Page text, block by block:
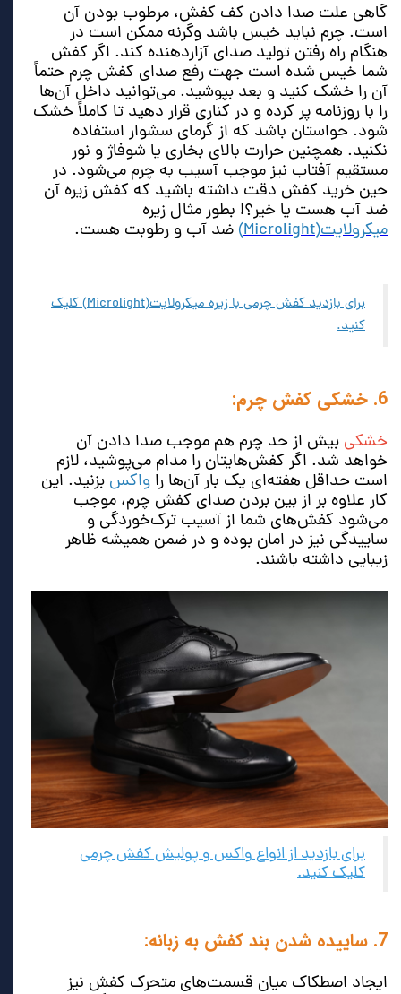
گاهی علت صدا دادن کف کفش، مرطوب بودن آن
است. چرم نباید خیس باشد وگرنه ممکن است در
هنگام راه رفتن تولید صدای آزاردهنده کند. اگر کفش
شما خیس شده است جهت رفع صدای کفش چرم حتماً
آن را خشک کنید و بعد بپوشید. می‌توانید داخل آن‌ها
را با روزنامه پر کرده و در کناری قرار دهید تا کاملاً خشک
شود. حواستان باشد که از گرمای سشوار استفاده
نکنید. همچنین حرارت بالای بخاری یا شوفاژ و نور
مستقیم آفتاب نیز موجب آسیب به چرم می‌شود. در
حین خرید کفش دقت داشته باشید که کفش زیره آن
ضد آب هست یا خیر؟! بطور مثال زیره
میکرولایت(Microlight) ضد آب و رطوبت هست.
برای بازدید کفش چرمی با زیره میکرولایت(Microlight) کلیک
کنید.
6. خشکی کفش چرم:
خشکی بیش از حد چرم هم موجب صدا دادن آن
خواهد شد. اگر کفش‌هایتان را مدام می‌پوشید، لازم
است حداقل هفته‌ای یک بار آن‌ها را واکس بزنید. این
کار علاوه بر از بین بردن صدای کفش چرم، موجب
می‌شود کفش‌های شما از آسیب ترک‌خوردگی و
ساییدگی نیز در امان بوده و در ضمن همیشه ظاهر
زیبایی داشته باشند.
برای بازدید از انواع واکس و پولیش کفش چرمی
کلیک کنید.
7. ساییده شدن بند کفش به زبانه:
ایجاد اصطکاک میان قسمت‌های متحرک کفش نیز